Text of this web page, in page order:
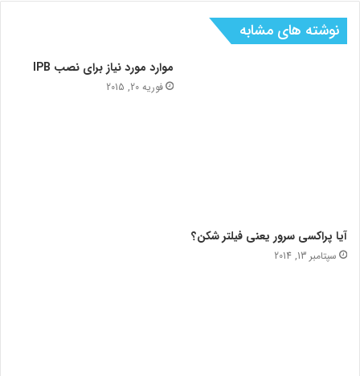
نوشته های مشابه
آیا پراکسی سرور یعنی فیلتر شکن؟
سپتامبر 13, 2014
موارد مورد نیاز برای نصب IPB
فوریه 20, 2015